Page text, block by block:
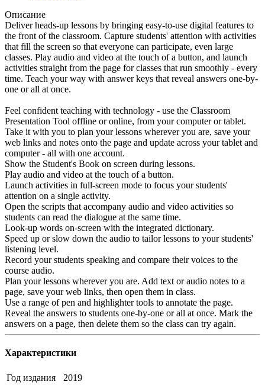
Описание
Deliver heads-up lessons by bringing easy-to-use digital features to
the front of the classroom. Capture students' attention with activities
that fill the screen so that everyone can participate, even large
classes. Play audio and video at the touch of a button, and launch
activities straight from the page for classes that run smoothly - every
time. Teach your way with answer keys that reveal answers one-by-
one or all at once.
Feel confident teaching with technology - use the Classroom
Presentation Tool offline or online, from your computer or tablet.
Take it with you to plan your lessons wherever you are, save your
web links and notes onto the page and update across your tablet and
computer - all with one account.
Show the Student's Book on screen during lessons.
Play audio and video at the touch of a button.
Launch activities in full-screen mode to focus your students'
attention on a single activity.
Open the scripts that accompany audio and video activities so
students can read the dialogue at the same time.
Look-up words on-screen with the integrated dictionary.
Speed up or slow down the audio to tailor lessons to your students'
listening level.
Record your students speaking and compare their voices to the
course audio.
Plan your lessons wherever you are. Add text or audio notes to a
page, save your web links, then open them in class.
Use a range of pen and highlighter tools to annotate the page.
Reveal the answers to students one-by-one or all at once. Mark the
answers on a page, then delete them so the class can try again.
Характеристики
Год издания
2019